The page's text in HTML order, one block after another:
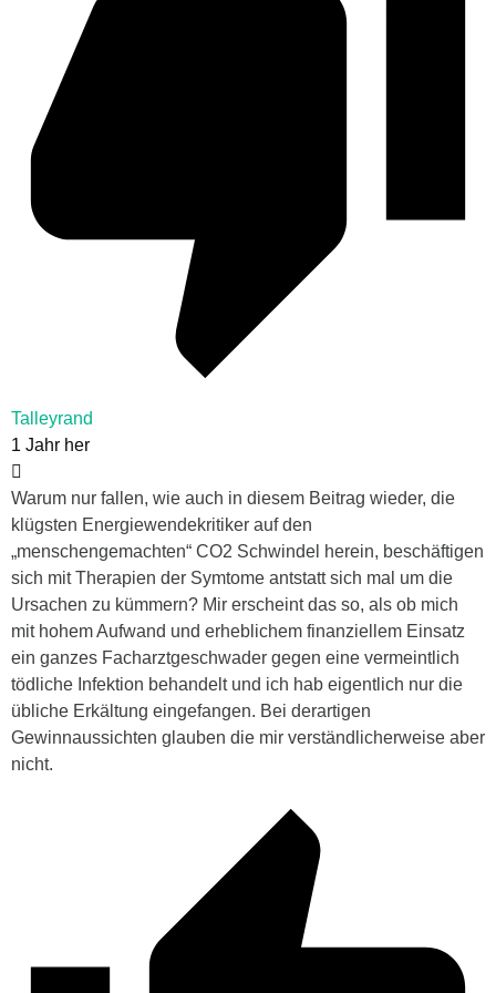
Talleyrand
1 Jahr her
Warum nur fallen, wie auch in diesem Beitrag wieder, die
klügsten Energiewendekritiker auf den
„menschengemachten“ CO2 Schwindel herein, beschäftigen
sich mit Therapien der Symtome antstatt sich mal um die
Ursachen zu kümmern? Mir erscheint das so, als ob mich
mit hohem Aufwand und erheblichem finanziellem Einsatz
ein ganzes Facharztgeschwader gegen eine vermeintlich
tödliche Infektion behandelt und ich hab eigentlich nur die
übliche Erkältung eingefangen. Bei derartigen
Gewinnaussichten glauben die mir verständlicherweise aber
nicht.